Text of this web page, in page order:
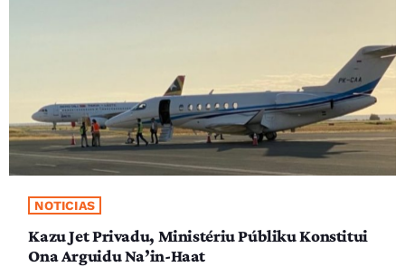
NOTICIAS
Kazu Jet Privadu, Ministériu Públiku Konstitui
Ona Arguidu Na’in-Haat